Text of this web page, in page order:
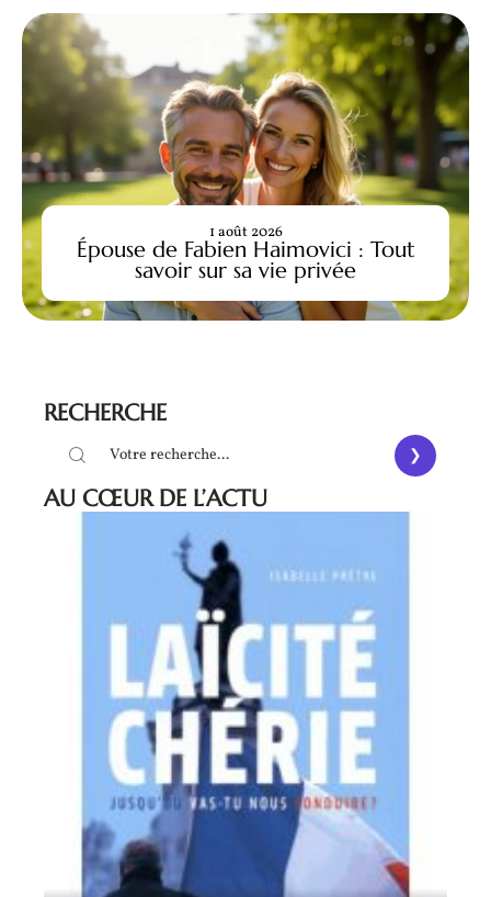
Épouse de Fabien Haimovici : Tout
savoir sur sa vie privée
1 août 2026
RECHERCHE
AU CŒUR DE L’ACTU